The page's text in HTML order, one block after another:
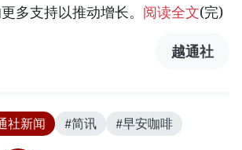
多支持以推动增长。 阅读全文(完)
越通社
社新闻 #简讯 #早安咖啡